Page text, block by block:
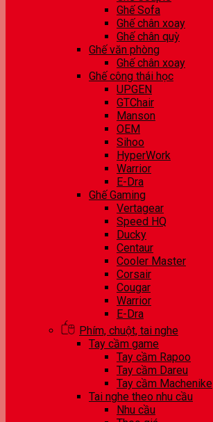
Ghế Sofa
Ghế chân xoay
Ghế chân quỳ
Ghế văn phòng
Ghế chân xoay
Ghế công thái học
UPGEN
GTChair
Manson
OEM
Sihoo
HyperWork
Warrior
E-Dra
Ghế Gaming
Vertagear
Speed HQ
Ducky
Centaur
Cooler Master
Corsair
Cougar
Warrior
E-Dra
Phím, chuột, tai nghe
Tay cầm game
Tay cầm Rapoo
Tay cầm Dareu
Tay cầm Machenike
Tai nghe theo nhu cầu
Nhu cầu